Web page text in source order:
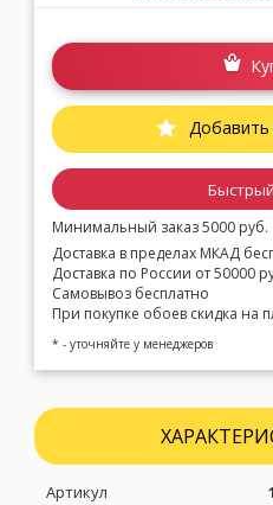
Добавить
Минимальный заказ 5000 руб.
Доставка в пределах МКАД
Доставка по России от 50000
Самовывоз бесплатно
При покупке обоев скидка на
* - уточняйте у менеджеров
Артикул